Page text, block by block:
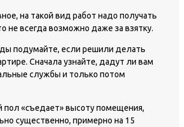
на такой вид работ надо получать
не всегда возможно даже за взятку.
подумайте, если решили делать
Сначала узнайте, дадут ли вам
службы и только потом
пол «съедает» высоту помещения,
существенно, примерно на 15